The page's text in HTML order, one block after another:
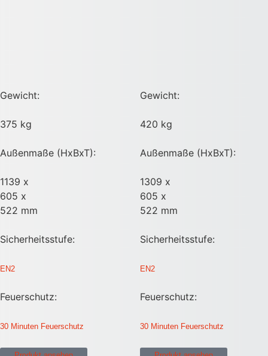
Gewicht:
375 kg
Außenmaße (HxBxT):
1139 x
605 x
522 mm
Sicherheitsstufe:
EN2
Feuerschutz:
30 Minuten Feuerschutz
Gewicht:
420 kg
Außenmaße (HxBxT):
1309 x
605 x
522 mm
Sicherheitsstufe:
EN2
Feuerschutz:
30 Minuten Feuerschutz